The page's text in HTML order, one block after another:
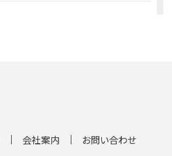
会社案内 お問い合わせ